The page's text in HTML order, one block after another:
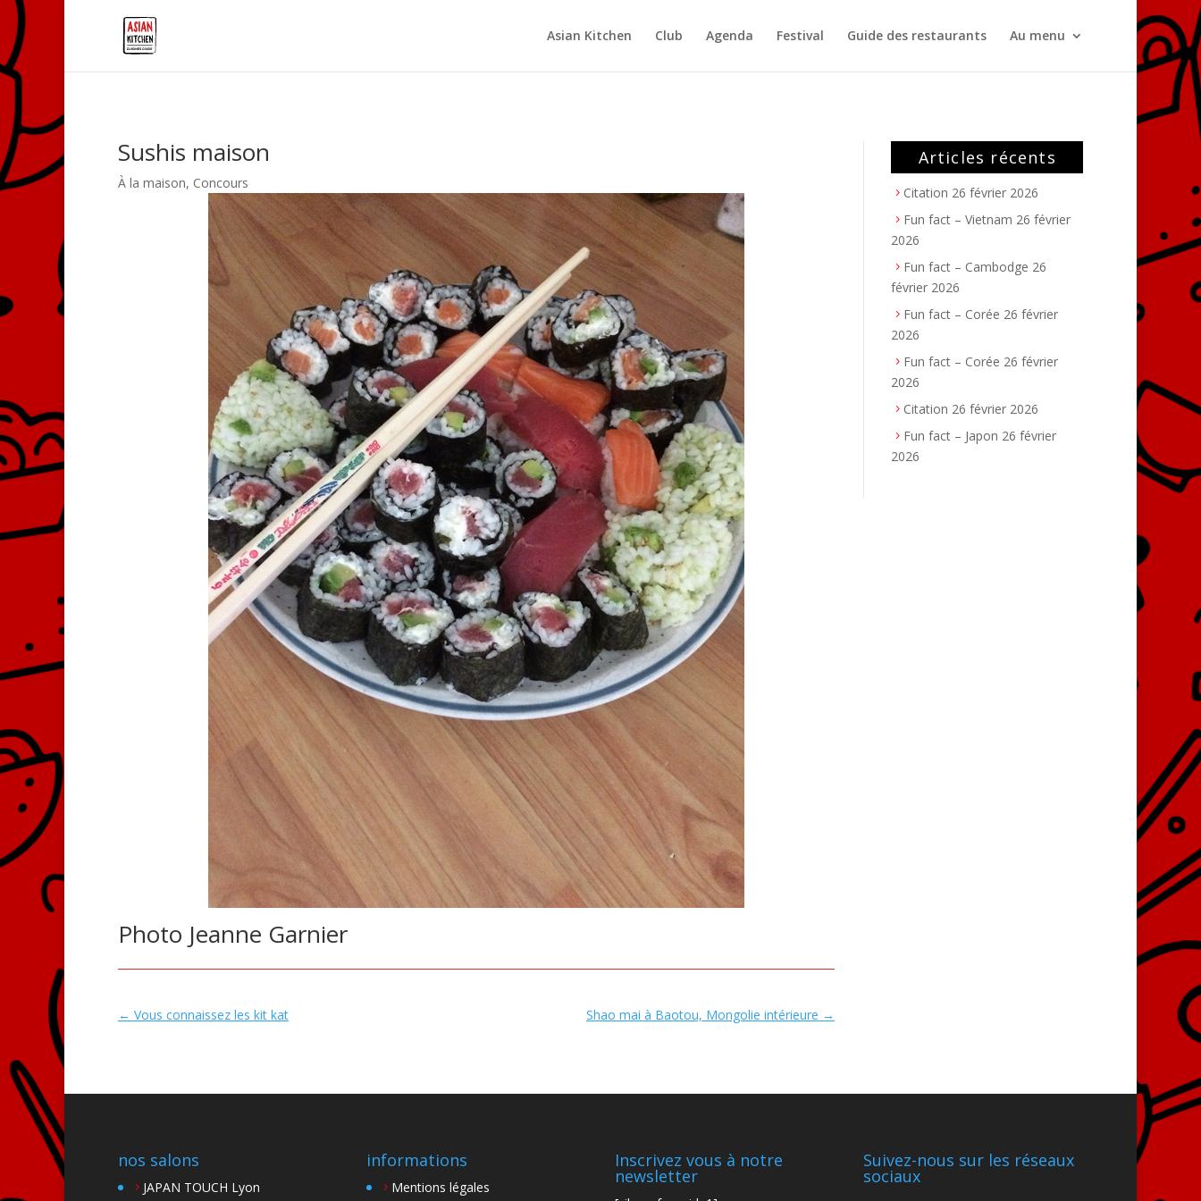
Asian Kitchen Club Agenda Festival Guide des restaurants Au menu
Sushis maison
À la maison, Concours
Photo Jeanne Garnier
← Vous connaissez les kit kat Shao mai à Baotou, Mongolie intérieure →
Articles récents
Citation 26 février 2026
Fun fact – Vietnam 26 février
2026
Fun fact – Cambodge 26
février 2026
Fun fact – Corée 26 février
2026
Fun fact – Corée 26 février
2026
Citation 26 février 2026
Fun fact – Japon 26 février
2026
nos salons
JAPAN TOUCH Lyon
informations
Mentions légales
Inscrivez vous à notre
newsletter
Suivez-nous sur les réseaux
sociaux